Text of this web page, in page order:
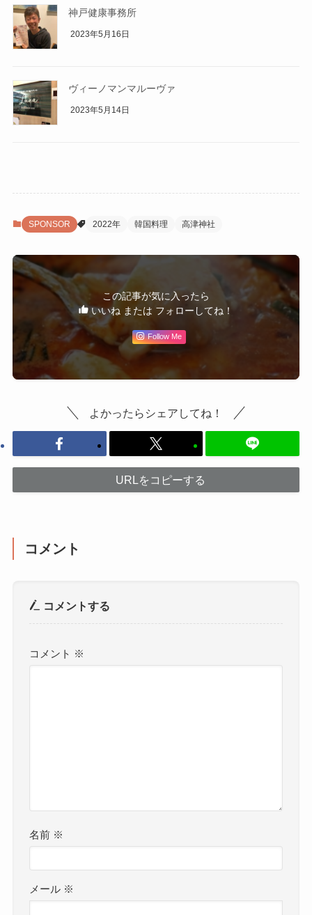
神戸健康事務所
2023年5月16日
ヴィーノマンマルーヴァ
2023年5月14日
SPONSOR 2022年 韓国料理 高津神社
この記事が気に入ったら
いいね または フォローしてね！
Follow Me
よかったらシェアしてね！
URLをコピーする
コメント
コメントする
コメント ※
名前 ※
メール ※